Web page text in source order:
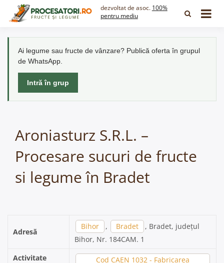
dezvoltat de asoc. 100%
pentru mediu
Ai legume sau fructe de vânzare? Publică oferta în grupul
de WhatsApp.
Intră în grup
Aroniasturz S.R.L. –
Procesare sucuri de fructe
si legume în Bradet
Adresă
Bihor , Bradet
, Bradet, județul
Bihor, Nr. 184CAM. 1
Activitate
Cod CAEN 1032 - Fabricarea